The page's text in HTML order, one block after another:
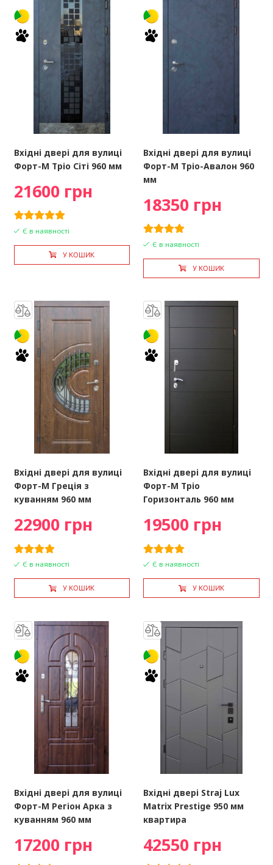
Вхідні двері для вулиці
Форт-М Тріо Сіті 960 мм
21600 грн
Є в наявності
У КОШИК
Вхідні двері для вулиці
Форт-М Тріо-Авалон 960
мм
18350 грн
Є в наявності
У КОШИК
Вхідні двері для вулиці
Форт-М Греція з
куванням 960 мм
22900 грн
Є в наявності
У КОШИК
Вхідні двері для вулиці
Форт-М Тріо
Горизонталь 960 мм
19500 грн
Є в наявності
У КОШИК
Вхідні двері для вулиці
Форт-М Регіон Арка з
куванням 960 мм
17200 грн
Вхідні двері Straj Lux
Matrix Prestige 950 мм
квартира
42550 грн